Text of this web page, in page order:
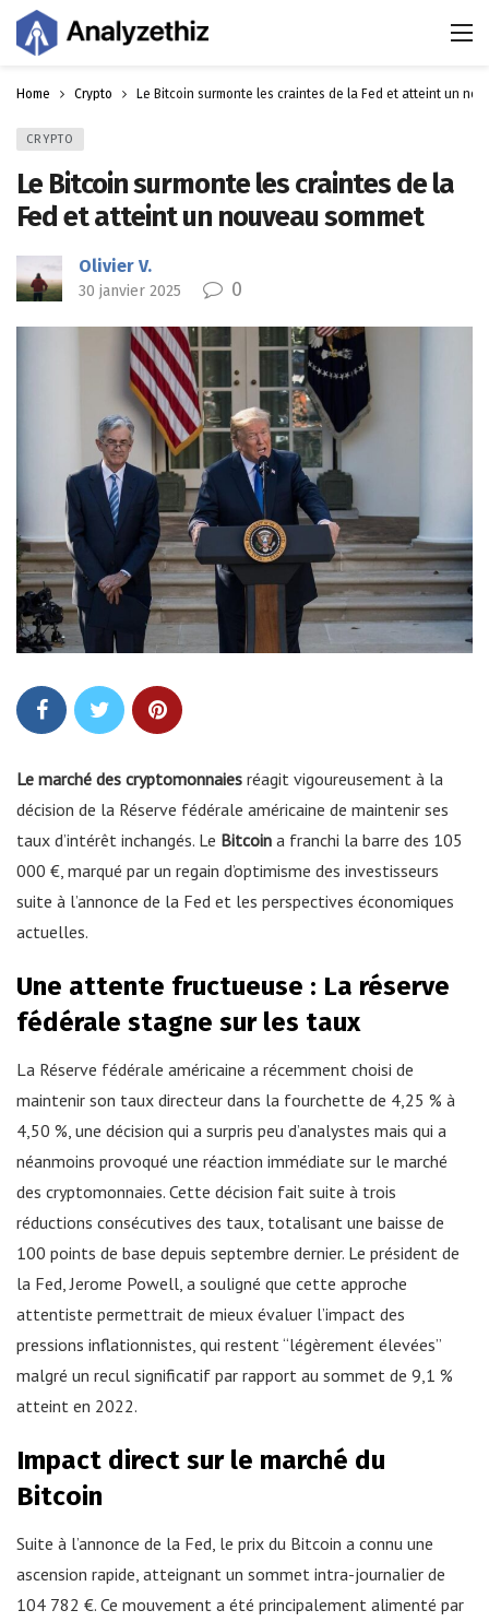
Home Crypto Le Bitcoin surmonte les craintes de la Fed et atteint un
CRYPTO
Le Bitcoin surmonte les craintes de la
Fed et atteint un nouveau sommet
Olivier V.
30 janvier 2025 0
Le marché des cryptomonnaies réagit vigoureusement à la
décision de la Réserve fédérale américaine de maintenir ses
taux d’intérêt inchangés. Le Bitcoin a franchi la barre des 105
000 €, marqué par un regain d’optimisme des investisseurs
suite à l’annonce de la Fed et les perspectives économiques
actuelles.
Une attente fructueuse : La réserve
fédérale stagne sur les taux
La Réserve fédérale américaine a récemment choisi de
maintenir son taux directeur dans la fourchette de 4,25 % à
4,50 %, une décision qui a surpris peu d’analystes mais qui a
néanmoins provoqué une réaction immédiate sur le marché
des cryptomonnaies. Cette décision fait suite à trois
réductions consécutives des taux, totalisant une baisse de
100 points de base depuis septembre dernier. Le président de
la Fed, Jerome Powell, a souligné que cette approche
attentiste permettrait de mieux évaluer l’impact des
pressions inflationnistes, qui restent “légèrement élevées”
malgré un recul significatif par rapport au sommet de 9,1 %
atteint en 2022.
Impact direct sur le marché du
Bitcoin
Suite à l’annonce de la Fed, le prix du Bitcoin a connu une
ascension rapide, atteignant un sommet intra-journalier de
104 782 €. Ce mouvement a été principalement alimenté par